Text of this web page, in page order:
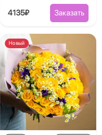
4135₽ Заказать
Новый